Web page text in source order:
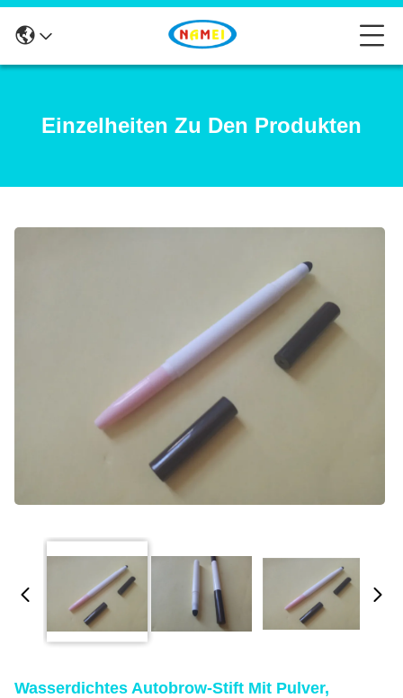
Einzelheiten Zu Den Produkten
Wasserdichtes Autobrow-Stift Mit Pulver,